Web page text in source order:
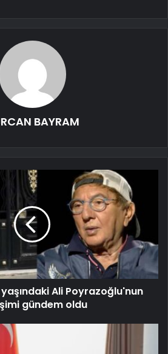
BAYRAM
Ali Poyrazoğlu'nun
gündem oldu